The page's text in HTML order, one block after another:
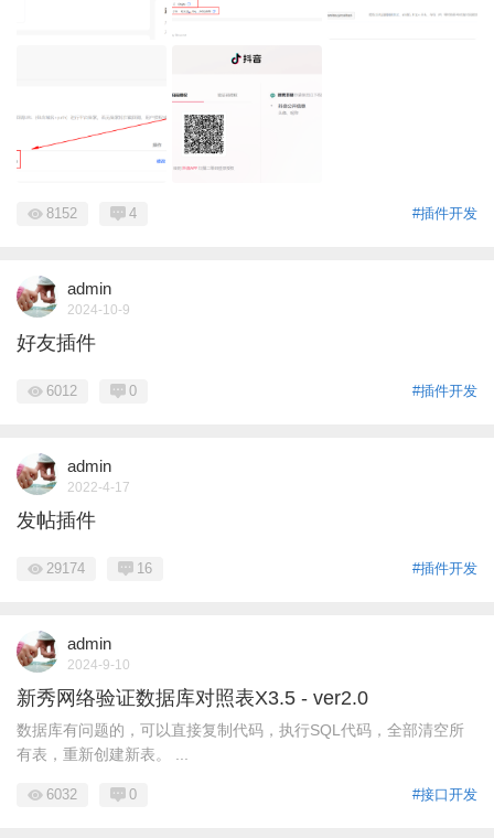
#插件开发
8152 4
admin
2024-10-9
好友插件
#插件开发
6012 0
admin
2022-4-17
发帖插件
#插件开发
29174 16
admin
2024-9-10
新秀网络验证数据库对照表X3.5 - ver2.0
数据库有问题的，可以直接复制代码，执行SQL代码，全部清空所
有表，重新创建新表。 ...
#接口开发
6032 0